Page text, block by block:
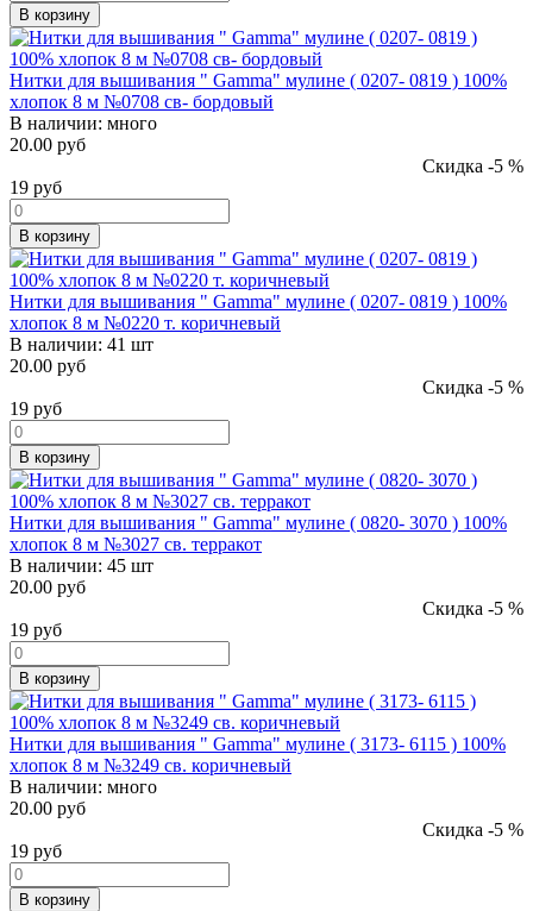
В корзину
Нитки для вышивания " Gamma" мулине ( 0207- 0819 ) 100%
хлопок 8 м №0708 св- бордовый
В наличии: много
20.00 руб
Скидка -5 %
19 руб
В корзину
Нитки для вышивания " Gamma" мулине ( 0207- 0819 ) 100%
хлопок 8 м №0220 т. коричневый
В наличии: 41 шт
20.00 руб
Скидка -5 %
19 руб
В корзину
Нитки для вышивания " Gamma" мулине ( 0820- 3070 ) 100%
хлопок 8 м №3027 св. терракот
В наличии: 45 шт
20.00 руб
Скидка -5 %
19 руб
В корзину
Нитки для вышивания " Gamma" мулине ( 3173- 6115 ) 100%
хлопок 8 м №3249 св. коричневый
В наличии: много
20.00 руб
Скидка -5 %
19 руб
В корзину